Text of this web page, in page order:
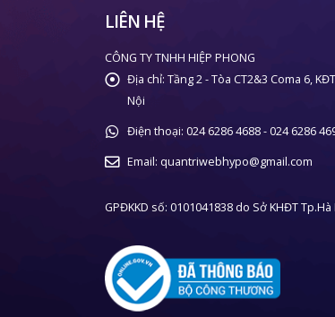
LIÊN HỆ
CÔNG TY TNHH HIỆP PHONG
Địa chỉ: Tầng 2 - Tòa CT2&3 Coma 6,
Nội
Điện thoại: 024 6286 4688 - 024 6286
Email: quantriwebhypo@gmail.com
GPĐKKD số: 0101041838 do Sở KHĐT